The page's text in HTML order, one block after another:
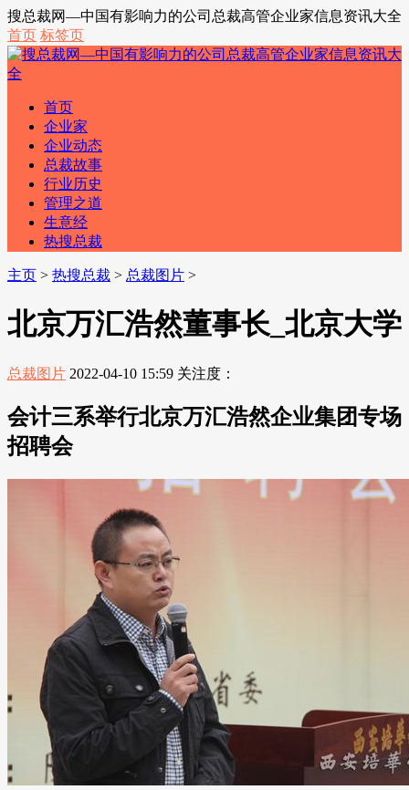
搜总裁网—中国有影响力的公司总裁高管企业家信息资讯大全
首页 标签页
首页
企业家
企业动态
总裁故事
行业历史
管理之道
生意经
热搜总裁
主页 > 热搜总裁 > 总裁图片 >
北京万汇浩然董事长_北京大学
总裁图片 2022-04-10 15:59 关注度：
会计三系举行北京万汇浩然企业集团专场
招聘会